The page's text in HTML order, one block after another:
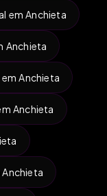
em Anchieta
Anchieta
Anchieta
Anchieta